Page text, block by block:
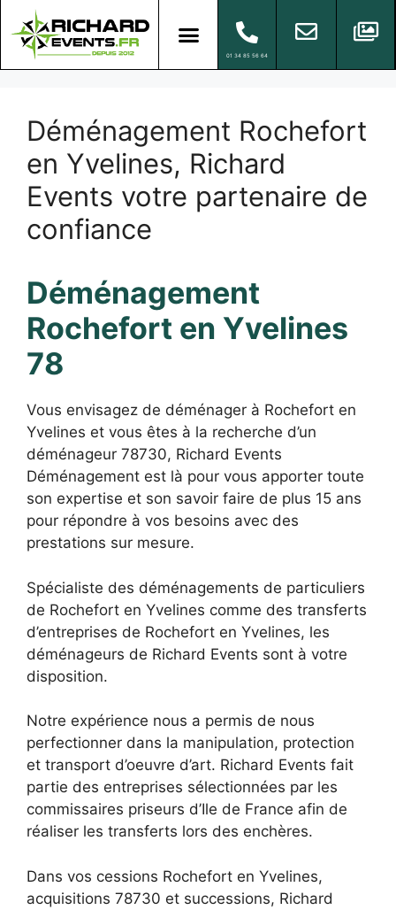
01 34 85 56 64
Déménagement Rochefort
en Yvelines, Richard
Events votre partenaire de
confiance
Déménagement
Rochefort en Yvelines
78
Vous envisagez de déménager à Rochefort en
Yvelines et vous êtes à la recherche d’un
déménageur 78730, Richard Events
Déménagement est là pour vous apporter toute
son expertise et son savoir faire de plus 15 ans
pour répondre à vos besoins avec des
prestations sur mesure.
Spécialiste des déménagements de particuliers
de Rochefort en Yvelines comme des transferts
d’entreprises de Rochefort en Yvelines, les
déménageurs de Richard Events sont à votre
disposition.
Notre expérience nous a permis de nous
perfectionner dans la manipulation, protection
et transport d’oeuvre d’art. Richard Events fait
partie des entreprises sélectionnées par les
commissaires priseurs d’Ile de France afin de
réaliser les transferts lors des enchères.
Dans vos cessions Rochefort en Yvelines,
acquisitions 78730 et successions, Richard